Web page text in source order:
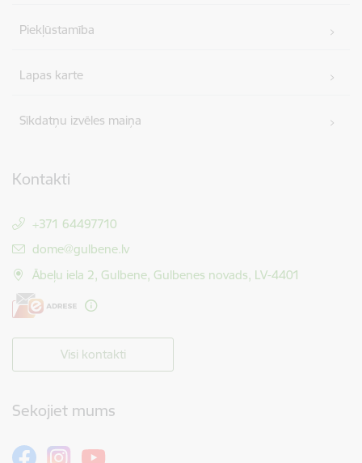
Piekļūstamība
Lapas karte
Sīkdatņu izvēles maiņa
Kontakti
+371 64497710
E-pasts:
dome@gulbene.lv
Ābeļu iela 2, Gulbene, Gulbenes novads, LV-4401
Visi kontakti
Sekojiet mums